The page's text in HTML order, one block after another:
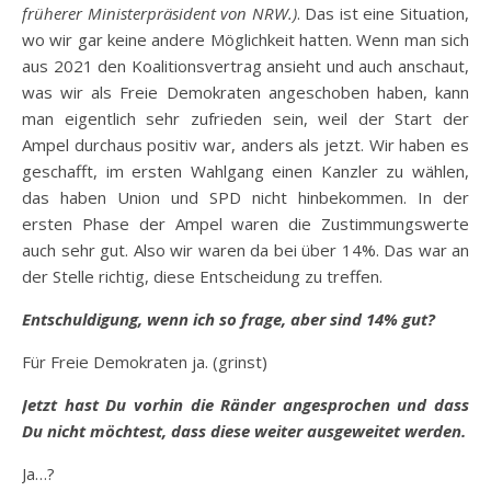
früherer Ministerpräsident von NRW.). Das ist eine Situation,
wo wir gar keine andere Möglichkeit hatten. Wenn man sich
aus 2021 den Koalitionsvertrag ansieht und auch anschaut,
was wir als Freie Demokraten angeschoben haben, kann
man eigentlich sehr zufrieden sein, weil der Start der
Ampel durchaus positiv war, anders als jetzt. Wir haben es
geschafft, im ersten Wahlgang einen Kanzler zu wählen,
das haben Union und SPD nicht hinbekommen. In der
ersten Phase der Ampel waren die Zustimmungswerte
auch sehr gut. Also wir waren da bei über 14%. Das war an
der Stelle richtig, diese Entscheidung zu treffen.
Entschuldigung, wenn ich so frage, aber sind 14% gut?
Für Freie Demokraten ja. (grinst)
Jetzt hast Du vorhin die Ränder angesprochen und dass
Du nicht möchtest, dass diese weiter ausgeweitet werden.
Ja…?